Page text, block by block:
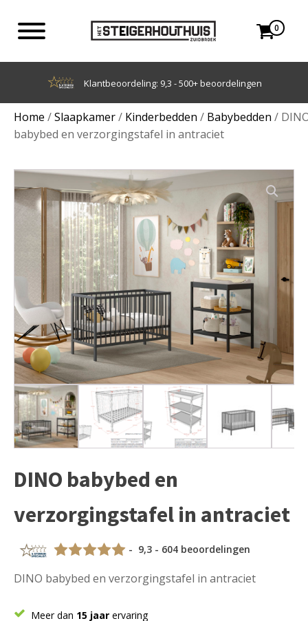
0
Achteraf betalen met Klarna
Home /Slaapkamer/ Kinderbedden / Babybedden /
babybed en verzorgingstafel in antraciet
DINO babybed en
verzorgingstafel in antraciet
- 9,3 - 604 beoordelingen
DINO babybed en verzorgingstafel in antraciet
Meer dan 15 jaar ervaring